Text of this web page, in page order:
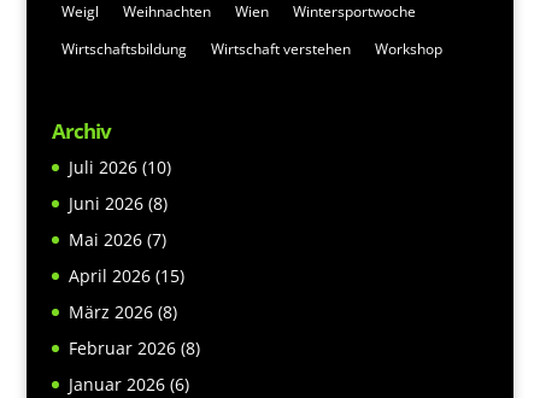
Weigl
Weihnachten Wien
Wintersportwoche
Wirtschaftsbildung
Wirtschaft verstehen Workshop
Archiv
Juli 2026(10)
Juni 2026(8)
Mai 2026(7)
April 2026(15)
März 2026(8)
Februar 2026(8)
Januar 2026(6)